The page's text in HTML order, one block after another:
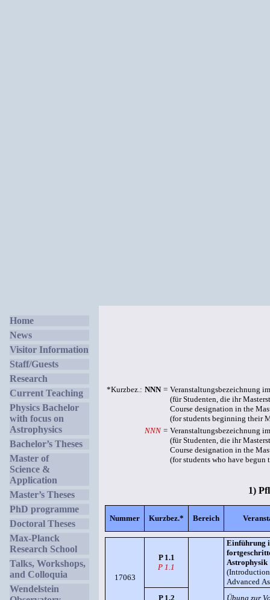
Home
News
Visitor Information
Staff/Guests
Research
Current Teaching
Physics Bachelor
with focus on
Astrophysics
Bachelor’s Theses
Master of
Science &
Application
Master’s Theses
PhD programme
Doctoral Theses
Max-Planck
Research School
Talks, Workshops,
and Colloquia
Wendelstein
*Kurzbez.: NNN = Veranstaltungsbezeichnung
(für Studenten, die ihr
Course designation in the
(for students beginning their
NNN = Veranstaltungsbezeichnung
(für Studenten, die ihr
Course designation in the
(for students who have begun
1)
Nummer Kurzbez.* Bereich
17063
P 1.1
P 1.1
Einführung
Astrophysik
Advanced
P 1.2
Übung zur